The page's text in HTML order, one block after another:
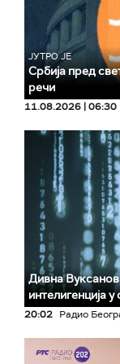
ЈУТРО ЈЕ
Србија пред
речи
11.08.2026 | 06:30
Дивна
интелигенција
20:02 Радио